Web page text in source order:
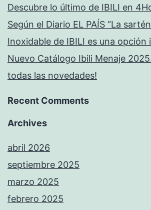
Descubre lo último de IBILI en
Según el Diario EL PAÍS “La
Inoxidable de IBILI es una opción
Nuevo Catálogo Ibili Menaje
todas las novedades!
Recent Comments
Archives
abril 2026
septiembre 2025
marzo 2025
febrero 2025